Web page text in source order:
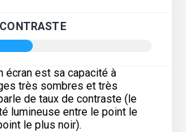
CONTRASTE
écran est sa capacité à
très sombres et très
de taux de contraste (le
lumineuse entre le point le
le plus noir).